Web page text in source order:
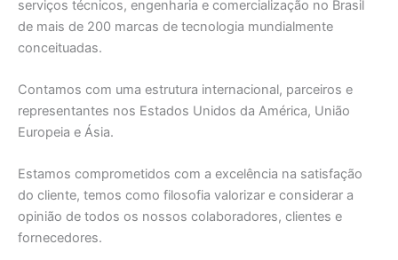
serviços técnicos, engenharia e comercialização no Brasil
de mais de 200 marcas de tecnologia mundialmente
conceituadas.
Contamos com uma estrutura internacional, parceiros e
representantes nos Estados Unidos da América, União
Europeia e Ásia.
Estamos comprometidos com a excelência na satisfação
do cliente, temos como filosofia valorizar e considerar a
opinião de todos os nossos colaboradores, clientes e
fornecedores.